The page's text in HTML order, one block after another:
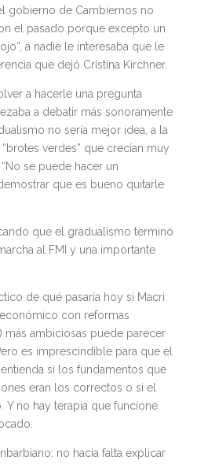
gobierno de Cambiemos no
el pasado porque excepto un
a nadie le interesaba que le
que dejó Cristina Kirchner.
a hacerle una pregunta
a debatir más sonoramente
no sería mejor idea, a la
verdes” que crecían muy
se puede hacer un
que es bueno quitarle
que el gradualismo terminó
al FMI y una importante
de qué pasaría hoy si Macri
con reformas
más ambiciosas puede parecer
es imprescindible para que el
si los fundamentos que
eran los correctos o si el
Y no hay terapia que funcione
no hacía falta explicar